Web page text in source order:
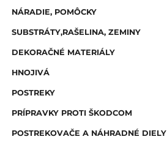
NÁRADIE, POMÔCKY
SUBSTRÁTY,RAŠELINA, ZEMINY
DEKORAČNÉ MATERIÁLY
HNOJIVÁ
POSTREKY
PRÍPRAVKY PROTI ŠKODCOM
POSTREKOVAČE A NÁHRADNÉ DIELY